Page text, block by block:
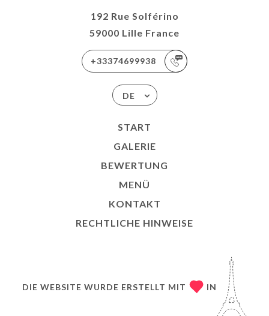
192 Rue Solférino
59000 Lille France
+33374699938
DE
START
GALERIE
BEWERTUNG
MENÜ
KONTAKT
RECHTLICHE HINWEISE
DIE WEBSITE WURDE ERSTELLT MIT IN